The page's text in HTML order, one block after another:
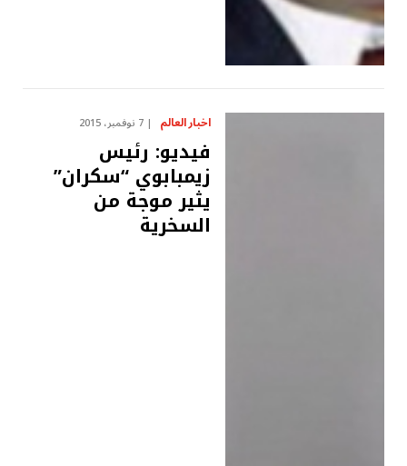
اخبار العالم 7 نوفمبر، 2015
فيديو: رئيس
زيمبابوي “سكران”
يثير موجة من
السخرية